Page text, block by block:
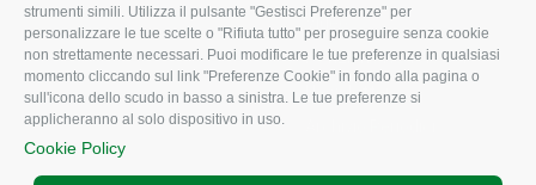
strumenti simili. Utilizza il pulsante "Gestisci Preferenze" per
personalizzare le tue scelte o "Rifiuta tutto" per proseguire senza cookie
non strettamente necessari. Puoi modificare le tue preferenze in qualsiasi
momento cliccando sul link "Preferenze Cookie" in fondo alla pagina o
sull'icona dello scudo in basso a sinistra. Le tue preferenze si
applicheranno al solo dispositivo in uso.
Cookie Policy
Video
Iscrizione Newsletter
Newsletter